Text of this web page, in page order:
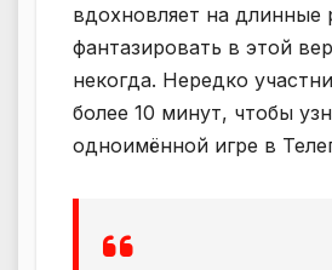
вдохновляет на длинные
фантазировать в этой
некогда. Нередко
более 10 минут, чтобы
одноимённой игре в